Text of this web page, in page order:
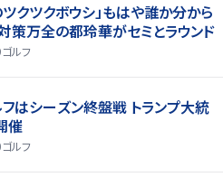
クツクボウシ」もはや誰か分から
万全の都玲華がセミとラウンド
ゴルフ
はシーズン終盤戦 トランプ大統
催
ゴルフ